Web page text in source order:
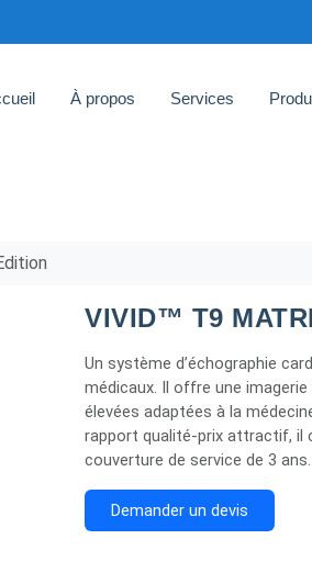
À propos Services
VIVID™ T9
Un système d’échographie
médicaux. Il offre une
élevées adaptées à la
rapport qualité-prix attractif, il
couverture de service de 3 ans.
Demander un devis